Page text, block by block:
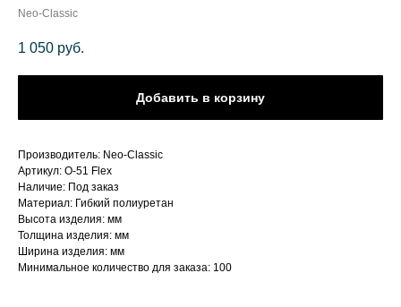
Neo-Classic
1 050 руб.
Добавить в корзину
Производитель: Neo-Classic
Артикул: О-51 Flex
Наличие: Под заказ
Материал: Гибкий полиуретан
Высота изделия: мм
Толщина изделия: мм
Ширина изделия: мм
Минимальное количество для заказа: 100